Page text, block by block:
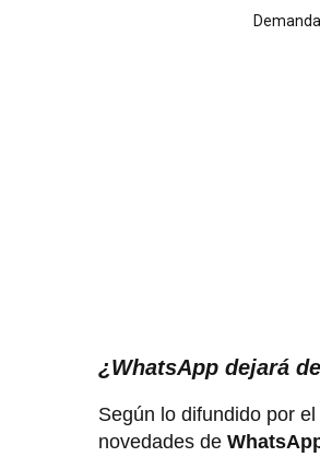
¿WhatsApp dejará
Según lo difundido por el
novedades de